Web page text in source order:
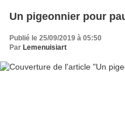
Un pigeonnier pour
Publié le 25/09/2019 à 05:50
Par Lemenuisiart